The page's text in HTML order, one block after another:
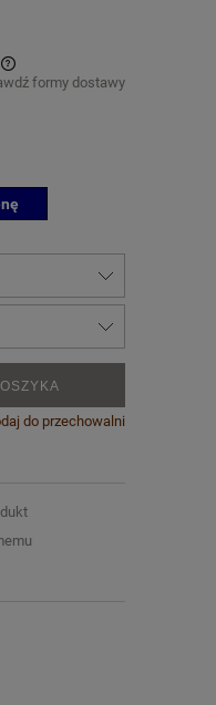
formy dostawy
do przechowalni